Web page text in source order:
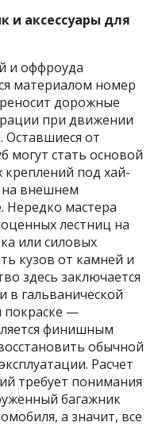
и аксессуары для
и оффроуда
материалом номер
дорожные
при движении
Оставшиеся от
могут стать основой
креплений под хай-
на внешнем
Нередко мастера
лестниц на
или силовых
кузов от камней и
здесь заключается
в гальванической
покраске —
финишным
обычной
Расчет
требует понимания
багажник
а значит, все